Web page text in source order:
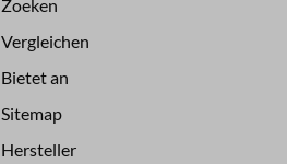
Zoeken
Vergleichen
Bietet an
Sitemap
Hersteller